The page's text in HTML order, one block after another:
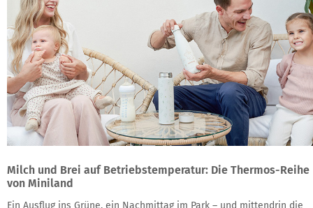
Milch und Brei auf Betriebstemperatur: Die Thermos-Reihe
von Miniland
Ein Ausflug ins Grüne, ein Nachmittag im Park – und mittendrin die